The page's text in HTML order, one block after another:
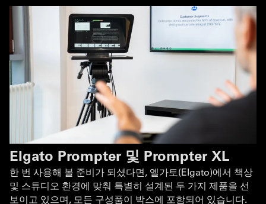
Elgato Prompter 및 Prompter XL
한 번 사용해 볼 준비가 되셨다면, 엘가토(Elgato)에서 책상
및 스튜디오 환경에 맞춰 특별히 설계된 두 가지 제품을 선
보이고 있으며, 모든 구성품이 박스에 포함되어 있습니다.